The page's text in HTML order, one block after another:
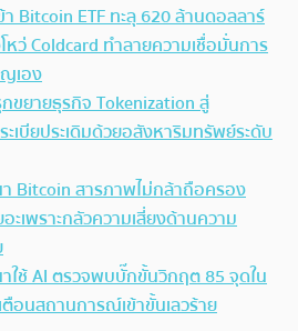
า Bitcoin ETF ทะลุ 620 ล้านดอลลาร์
หว่ Coldcard ทำลายความเชื่อมั่นการ
เอง
ขยายธุรกิจ Tokenization สู่
เบียประเดิมด้วยอสังหาริมทรัพย์ระดับ
Bitcoin สารภาพไม่กล้าถือครอง
ะเพราะกลัวความเสี่ยงด้านความ
ช้ AI ตรวจพบบั๊กขั้นวิกฤต 85 จุดใน
อนสถานการณ์เข้าขั้นเลวร้าย